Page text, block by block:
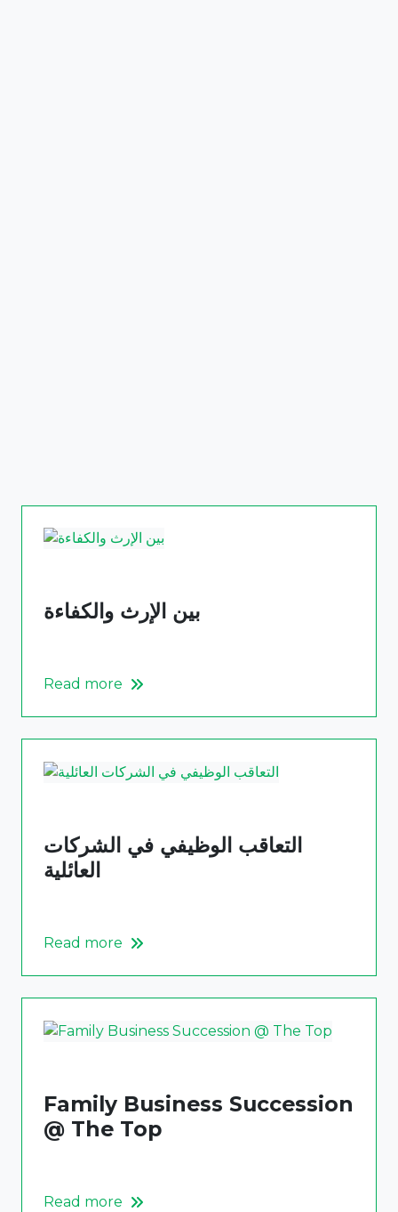
بين الإرث والكفاءة
Read more
التعاقب الوظيفي في الشركات
العائلية
Read more
Family Business Succession
@ The Top
Read more